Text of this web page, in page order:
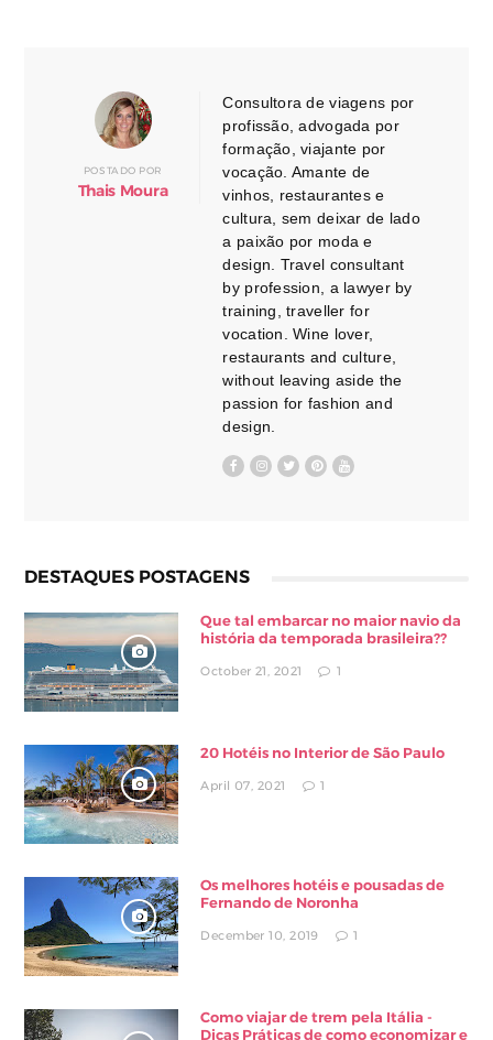
POSTADO POR
Thais Moura
Consultora de viagens por
profissão, advogada por
formação, viajante por
vocação. Amante de
vinhos, restaurantes e
cultura, sem deixar de lado
a paixão por moda e
design. Travel consultant
by profession, a lawyer by
training, traveller for
vocation. Wine lover,
restaurants and culture,
without leaving aside the
passion for fashion and
design.
DESTAQUES POSTAGENS
Que tal embarcar no maior navio da
história da temporada brasileira??
October 21, 2021 1
20 Hotéis no Interior de São Paulo
April 07, 2021 1
Os melhores hotéis e pousadas de
Fernando de Noronha
December 10, 2019 1
Como viajar de trem pela Itália -
Dicas Práticas de como economizar e